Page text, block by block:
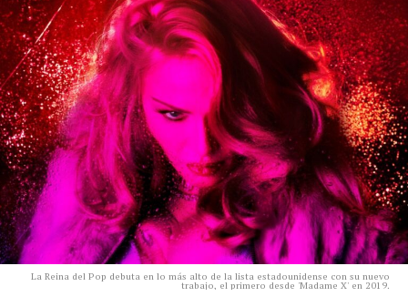
La Reina del Pop debuta en lo más alto de la lista estadounidense con su nuevo
trabajo, el primero desde 'Madame X' en 2019.